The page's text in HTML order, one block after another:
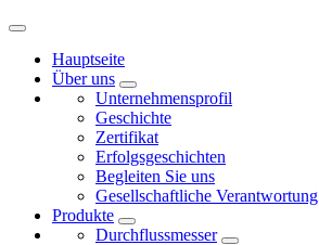
Hauptseite
Über uns
Unternehmensprofil
Geschichte
Zertifikat
Erfolgsgeschichten
Begleiten Sie uns
Gesellschaftliche Verantwortung
Produkte
Durchflussmesser